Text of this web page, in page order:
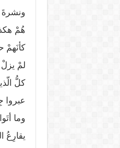
ونشرةَ
هُمْ
لمْ
كلُّ
عبروا
وما
يقارِعُ